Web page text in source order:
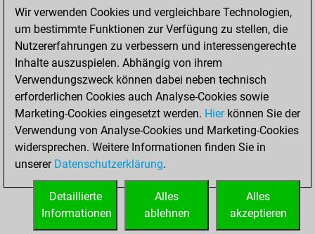
Bauernopfer
0
Matt auf vollem Brett
0
Bauer setzt Matt
Erstickte Matts
Unterverwandlungen
0
Türme auf der siebten
0
STARTSEITE
Wir verwenden Cookies und vergleichbare Technologien,
um bestimmte Funktionen zur Verfügung zu stellen, die
Nutzererfahrungen zu verbessern und interessengerechte
Inhalte auszuspielen. Abhängig von ihrem
Verwendungszweck können dabei neben technisch
erforderlichen Cookies auch Analyse-Cookies sowie
Marketing-Cookies eingesetzt werden. Hierkönnen Sie der
Verwendung von Analyse-Cookies und Marketing-Cookies
widersprechen. Weitere Informationen finden Sie in
unserer Datenschutzerklärung.
Alles
akzeptieren
Alles
ablehnen
Detaillierte
Informationen